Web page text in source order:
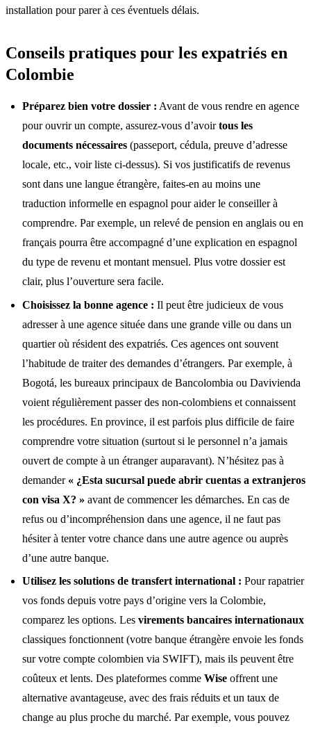
installation pour parer à ces éventuels délais.
Conseils pratiques pour les expatriés en
Colombie
Préparez bien votre dossier : Avant de vous rendre en agence
pour ouvrir un compte, assurez-vous d’avoirtous les
documents nécessaires (passeport, cédula, preuve d’adresse
locale, etc., voir liste ci-dessus). Si vos justificatifs de revenus
sont dans une langue étrangère, faites-en au moins une
traduction informelle en espagnol pour aider le conseiller à
comprendre. Par exemple, un relevé de pension en anglais ou en
français pourra être accompagné d’une explication en espagnol
du type de revenu et montant mensuel. Plus votre dossier est
clair, plus l’ouverture sera facile.
Choisissez la bonne agence : Il peut être judicieux de vous
adresser à une agence située dans une grande ville ou dans un
quartier où résident des expatriés. Ces agences ont souvent
l’habitude de traiter des demandes d’étrangers. Par exemple, à
Bogotá, les bureaux principaux de Bancolombia ou Davivienda
voient régulièrement passer des non-colombiens et connaissent
les procédures. En province, il est parfois plus difficile de faire
comprendre votre situation (surtout si le personnel n’a jamais
ouvert de compte à un étranger auparavant). N’hésitez pas à
demander « ¿Esta sucursal puede abrir cuentas a extranjeros
con visa X? » avant de commencer les démarches. En cas de
refus ou d’incompréhension dans une agence, il ne faut pas
hésiter à tenter votre chance dans une autre agence ou auprès
d’une autre banque.
Utilisez les solutions de transfert international : Pour rapatrier
vos fonds depuis votre pays d’origine vers la Colombie,
comparez les options. Les virements bancaires internationaux
classiques fonctionnent (votre banque étrangère envoie les fonds
sur votre compte colombien via SWIFT), mais ils peuvent être
coûteux et lents. Des plateformes comme Wise offrent une
alternative avantageuse, avec des frais réduits et un taux de
change au plus proche du marché. Par exemple, vous pouvez